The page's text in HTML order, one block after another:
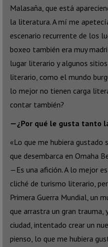
Malasaña, que está
la literatura. A mí me
escenario recurrente de los
boxeo también era muy
lugar literario y algunos
literario, como el mundo
lo mejor no tienen carga
contar también?
—¿Por qué le gusta tanto
«Lo que me hubiera gustado
que desembarca en Omaha
—Es una afición. A lo mejor
cliché de turismo literario,
Primera Guerra Mundial, un
que arrastra un gran trauma,
ciudad, intentado crear un
pienso, lo que me hubiera